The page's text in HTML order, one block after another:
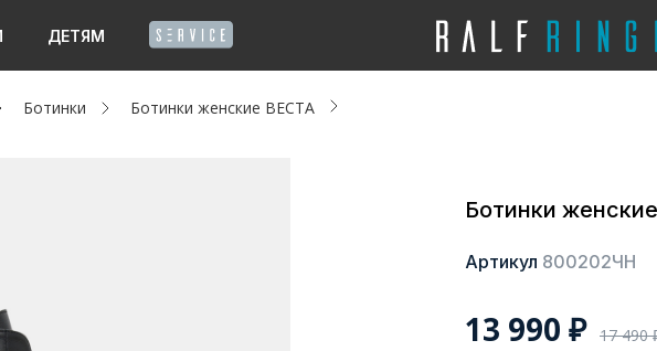
ДЕТЯМ
Ботинки Ботинки женские ВЕСТА
Ботинки
Артикул 800202ЧН
13 990 ₽ 17 490